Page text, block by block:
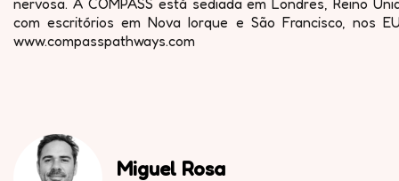
com escritórios em Nova Iorque e São Francisco, nos
www.compasspathways.com
Miguel Rosa